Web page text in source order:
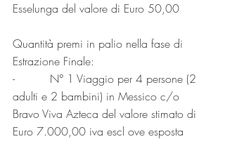
Esselunga del valore di Euro 50,00
Quantità premi in palio nella fase di
Estrazione Finale:
-          N° 1 Viaggio per 4 persone (2
adulti e 2 bambini) in Messico c/o
Bravo Viva Azteca del valore stimato di
Euro 7.000,00 iva escl ove esposta